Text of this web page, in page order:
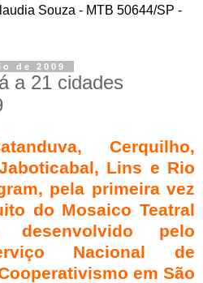
Souza - MTB 50644/SP -
de 2009
a 21 cidades
Cerquilho,
Lins e Rio
pela primeira vez
do Mosaico Teatral
desenvolvido pelo
Nacional de
em São